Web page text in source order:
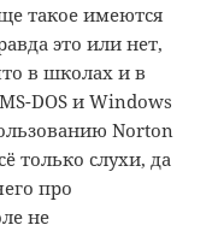
такое имеются
это или нет,
в школах и в
DOS и Windows
Norton
только слухи, да
про
не